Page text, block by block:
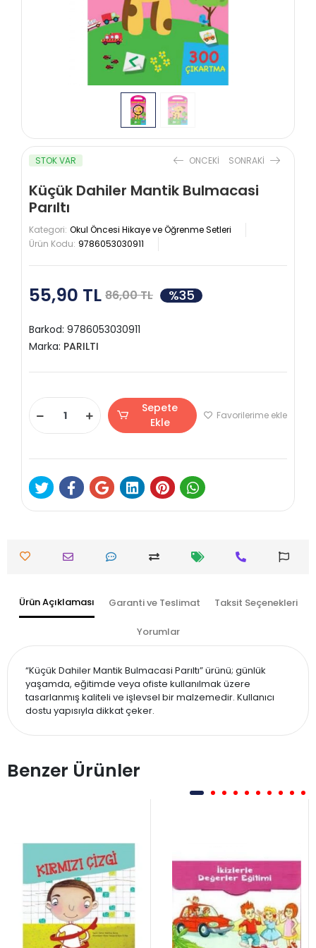
STOK VAR ONCEKI SONRAKI
Küçük Dahiler Mantik Bulmacasi
Parıltı
Kategori: Okul Öncesi Hikaye ve Öğrenme Setleri
Ürün Kodu: 9786053030911
55,90 TL 86,00 TL %35
Barkod: 9786053030911
Marka: PARILTI
Sepete
Ekle
Favorilerime ekle
Ürün Açıklaması Garanti ve Teslimat Taksit Seçenekleri
Yorumlar
“Küçük Dahiler Mantik Bulmacasi Parıltı” ürünü; günlük
yaşamda, eğitimde veya ofiste kullanılmak üzere
tasarlanmış kaliteli ve işlevsel bir malzemedir. Kullanıcı
dostu yapısıyla dikkat çeker.
Benzer Ürünler